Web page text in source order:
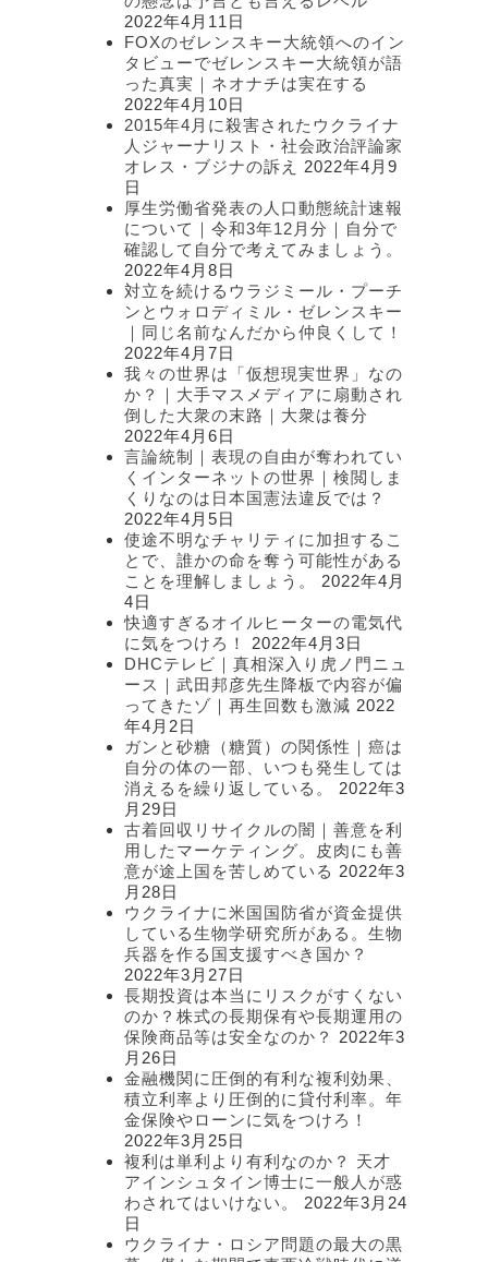
2022年4月11日
FOXのゼレンスキー大統領へのイン
タビューでゼレンスキー大統領が語
った真実｜ネオナチは実在する
2022年4月10日
2015年4月に殺害されたウクライナ
人ジャーナリスト・社会政治評論家
オレス・ブジナの訴え
2022年4月9
日
厚生労働省発表の人口動態統計速報
について｜令和3年12月分｜自分で
確認して自分で考えてみましょう。
2022年4月8日
対立を続けるウラジミール・プーチ
ンとウォロディミル・ゼレンスキー
｜同じ名前なんだから仲良くして！
2022年4月7日
我々の世界は「仮想現実世界」なの
か？｜大手マスメディアに扇動され
倒した大衆の末路｜大衆は養分
2022年4月6日
言論統制｜表現の自由が奪われてい
くインターネットの世界｜検閲しま
くりなのは日本国憲法違反では？
2022年4月5日
使途不明なチャリティに加担するこ
とで、誰かの命を奪う可能性がある
ことを理解しましょう。
2022年4月
4日
快適すぎるオイルヒーターの電気代
に気をつけろ！
2022年4月3日
DHCテレビ｜真相深入り虎ノ門ニュ
ース｜武田邦彦先生降板で内容が偏
ってきたゾ｜再生回数も激減 2022
年4月2日
ガンと砂糖（糖質）の関係性｜癌は
自分の体の一部、いつも発生しては
消えるを繰り返している。
2022年3
月29日
古着回収リサイクルの闇｜善意を利
用したマーケティング。皮肉にも善
意が途上国を苦しめている 2022年3
月28日
ウクライナに米国国防省が資金提供
している生物学研究所がある。生物
兵器を作る国支援すべき国か？
2022年3月27日
長期投資は本当にリスクがすくない
のか？株式の長期保有や長期運用の
保険商品等は安全なのか？
2022年3
月26日
金融機関に圧倒的有利な複利効果、
積立利率より圧倒的に貸付利率。年
金保険やローンに気をつけろ！
2022年3月25日
複利は単利より有利なのか？ 天才
アインシュタイン博士に一般人が惑
わされてはいけない。
2022年3月24
日
ウクライナ・ロシア問題の最大の黒